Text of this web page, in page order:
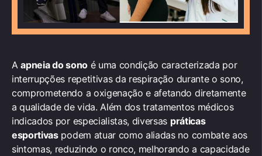
Aapneia do sonoé uma condição caracterizada por
interrupções repetitivas da respiração durante o sono,
comprometendo a oxigenação e afetando diretamente
a qualidade de vida. Além dos tratamentos médicos
indicados por especialistas, diversas práticas
esportivaspodem atuar como aliadas no combate aos
sintomas, reduzindo o ronco, melhorando a capacidade